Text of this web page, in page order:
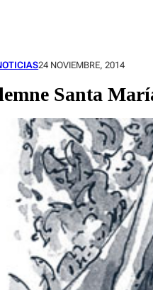
24 NOVIEMBRE, 2014
Santa